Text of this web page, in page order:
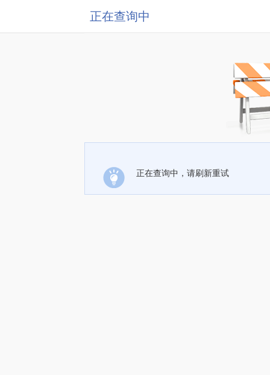
正在查询中
正在查询中，请刷新重试